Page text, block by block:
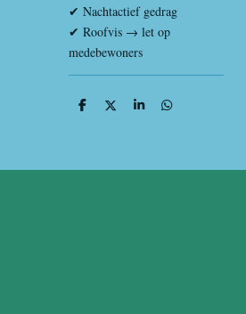
✔ Nachtactief gedrag
✔ Roofvis → let op
medebewoners
D
D
S
D